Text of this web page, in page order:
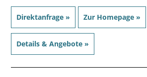
Direktanfrage » Zur Homepage »
Details & Angebote »